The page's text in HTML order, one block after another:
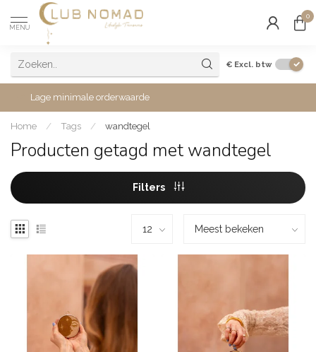
MENU
0
€ Excl. btw
Lage minimale orderwaarde
Home / Tags / wandtegel
Producten getagd met wandtegel
Filters